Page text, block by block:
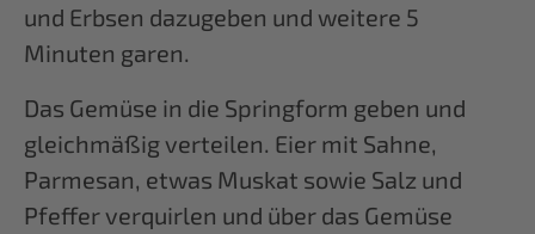
und Erbsen dazugeben und weitere 5
Minuten garen.
Das Gemüse in die Springform geben und
gleichmäßig verteilen. Eier mit Sahne,
Parmesan, etwas Muskat sowie Salz und
Pfeffer verquirlen und über das Gemüse